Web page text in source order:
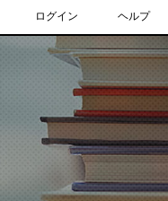
ログイン ヘルプ